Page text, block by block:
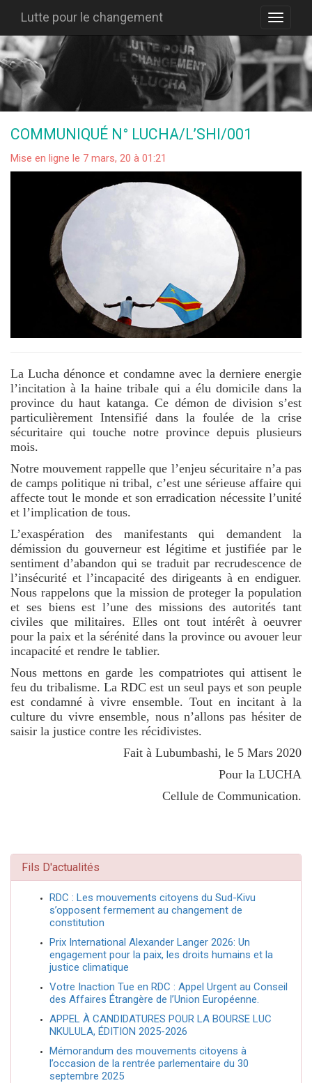
Lutte pour le changement
COMMUNIQUÉ N° LUCHA/L’SHI/001
Mise en ligne le 7 mars, 20 à 01:21
La Lucha dénonce et condamne avec la derniere energie
l’incitation à la haine tribale qui a élu domicile dans la
province du haut katanga. Ce démon de division s’est
particulièrement Intensifié dans la foulée de la crise
sécuritaire qui touche notre province depuis plusieurs
mois.
Notre mouvement rappelle que l’enjeu sécuritaire n’a pas
de camps politique ni tribal, c’est une sérieuse affaire qui
affecte tout le monde et son erradication nécessite l’unité
et l’implication de tous.
L’exaspération des manifestants qui demandent la
démission du gouverneur est légitime et justifiée par le
sentiment d’abandon qui se traduit par recrudescence de
l’insécurité et l’incapacité des dirigeants à en endiguer.
Nous rappelons que la mission de proteger la population
et ses biens est l’une des missions des autorités tant
civiles que militaires. Elles ont tout intérêt à oeuvrer
pour la paix et la sérénité dans la province ou avouer leur
incapacité et rendre le tablier.
Nous mettons en garde les compatriotes qui attisent le
feu du tribalisme. La RDC est un seul pays et son peuple
est condamné à vivre ensemble. Tout en incitant à la
culture du vivre ensemble, nous n’allons pas hésiter de
saisir la justice contre les récidivistes.
Fait à Lubumbashi, le 5 Mars 2020
Pour la LUCHA
Cellule de Communication.
Fils D'actualités
RDC : Les mouvements citoyens du Sud-Kivu
s’opposent fermement au changement de
constitution
Prix International Alexander Langer 2026: Un
engagement pour la paix, les droits humains et la
justice climatique
Votre Inaction Tue en RDC : Appel Urgent au Conseil
des Affaires Étrangère de l’Union Européenne.
APPEL À CANDIDATURES POUR LA BOURSE LUC
NKULULA, ÉDITION 2025-2026
Mémorandum des mouvements citoyens à
l’occasion de la rentrée parlementaire du 30
septembre 2025